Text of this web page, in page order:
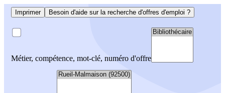
Imprimer Besoin d'aide sur la recherche d'offres d'emploi ?
Métier, compétence, mot-clé, numéro d'offre